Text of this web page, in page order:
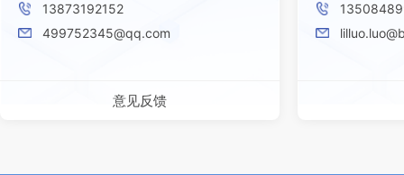
13873192152
499752345@qq.com
意见反馈